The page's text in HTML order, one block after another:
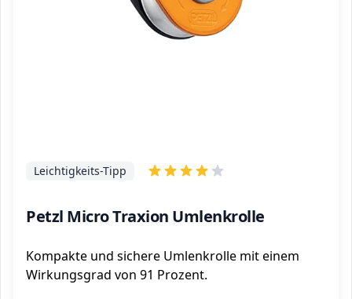
Petzl Micro Traxion Umlenkrolle
Leichtigkeits-Tipp
Kompakte und sichere Umlenkrolle mit einem
Wirkungsgrad von 91 Prozent.